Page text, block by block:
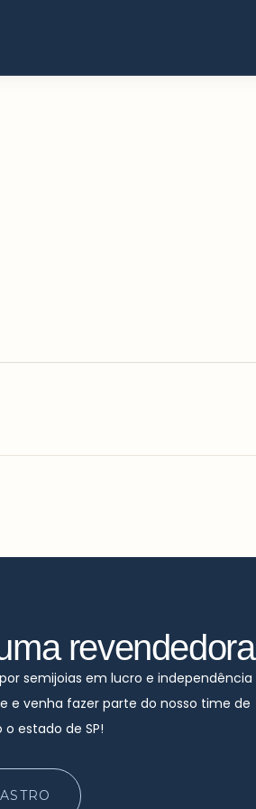
revendedora
semijoias em lucro e independência
e venha fazer parte do nosso time de
estado de SP!